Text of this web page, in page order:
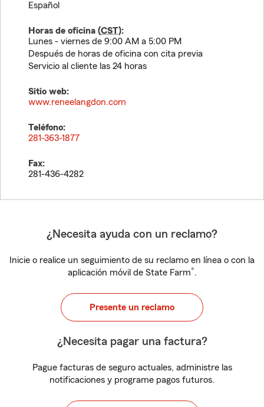
Español
Horas de oficina (CST):
Lunes - viernes de 9:00 AM a 5:00 PM
Después de horas de oficina con cita previa
Servicio al cliente las 24 horas
Sitio web:
www.reneelangdon.com
Teléfono:
281-363-1877
Fax:
281-436-4282
¿Necesita ayuda con un reclamo?
Inicie o realice un seguimiento de su reclamo en línea o con la
aplicación móvil de State Farm®.
Presente un reclamo
¿Necesita pagar una factura?
Pague facturas de seguro actuales, administre las
notificaciones y programe pagos futuros.